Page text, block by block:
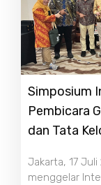
Simposium
Pembicara
dan Tata
Jakarta, 17
menggelar